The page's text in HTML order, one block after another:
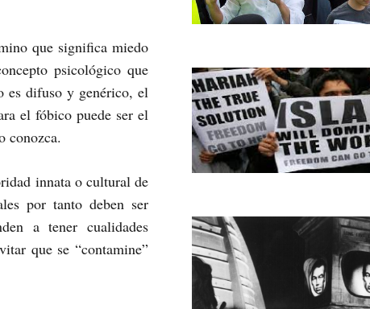
que significa miedo
psicológico que
es difuso y genérico, el
el fóbico puede ser el
conozca.
innata o cultural de
por tanto deben ser
a tener cualidades
que se “contamine”